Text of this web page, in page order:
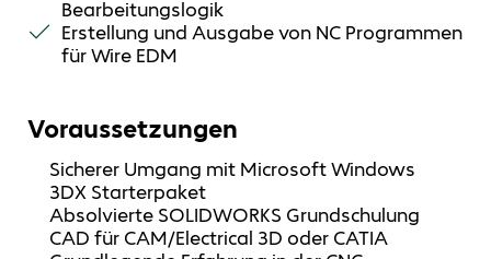
Bearbeitungslogik
Erstellung und Ausgabe von NC Programmen
für Wire EDM
Voraussetzungen
Sicherer Umgang mit Microsoft Windows
3DX Starterpaket
Absolvierte SOLIDWORKS Grundschulung
CAD für CAM/Electrical 3D oder CATIA